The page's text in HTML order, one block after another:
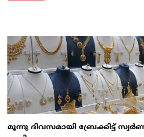
മൂന്നു ദിവസമായി ബ്രേക്കിട്ട്